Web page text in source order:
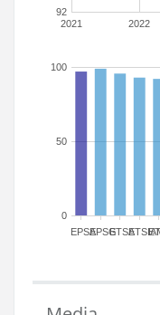
2021 2022
92
EPSAEPSGETSA
0
50
100